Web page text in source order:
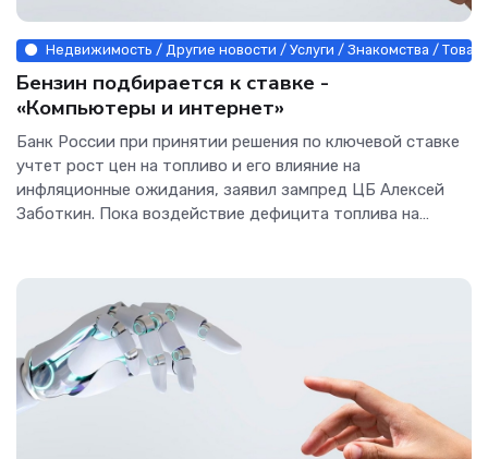
Недвижимость / Другие новости / Услуги / Знакомства /
Бензин подбирается к ставке -
«Компьютеры и интернет»
Банк России при принятии решения по ключевой ставке
учтет рост цен на топливо и его влияние на
инфляционные ожидания, заявил зампред ЦБ Алексей
Заботкин. Пока воздействие дефицита топлива на